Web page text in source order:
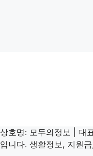
상호명: 모두의정보 | 대
입니다. 생활정보, 지원